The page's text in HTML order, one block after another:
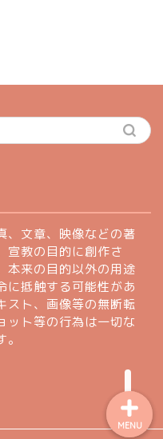
、文章、映像などの著
宣教の目的に創作さ
本来の目的以外の用途
に抵触する可能性があ
スト、画像等の無断転
ット等の行為は一切な
MENU
profile
作権について
わせフォーム